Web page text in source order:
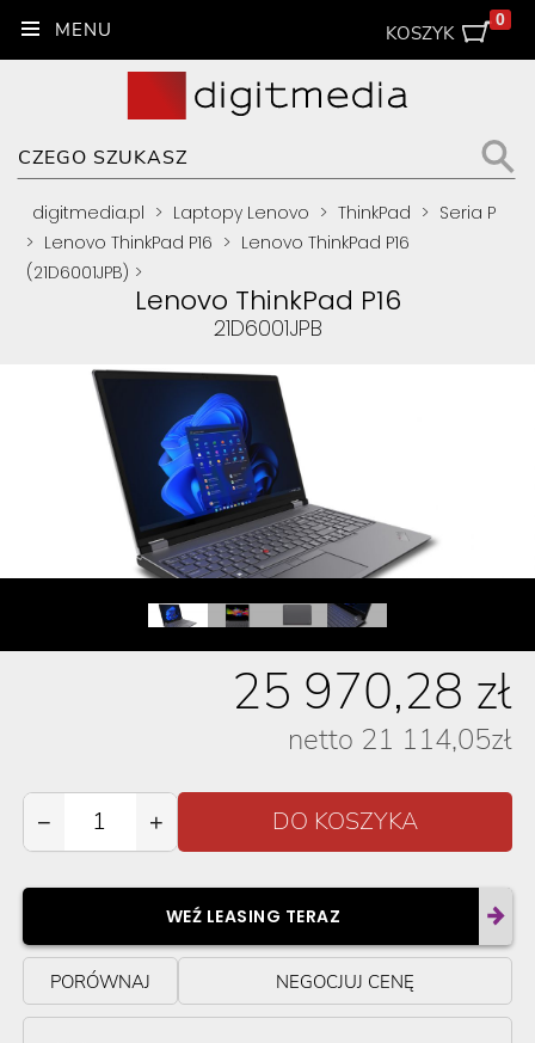
KOSZYK
0
digitmedia.pl > Laptopy Lenovo > ThinkPad > Seria P
> Lenovo ThinkPad P16 > Lenovo ThinkPad P16
(21D6001JPB) >
Lenovo ThinkPad P16
21D6001JPB
25 970,28 zł
netto 21 114,05zł
− +
WEŹ LEASING TERAZ
PORÓWNAJ NEGOCJUJ CENĘ